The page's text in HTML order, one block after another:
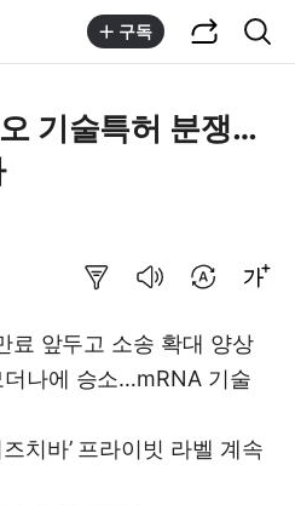
구독
기술특허 분쟁…
료 앞두고 소송 확대 양상
나에 승소…mRNA 기술
치바’ 프라이빗 라벨 계속